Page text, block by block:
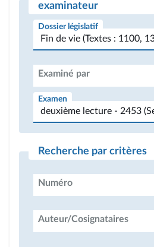
examinateur
Dossier législatif
Examiné par
Examen
Recherche par critères
Numéro
Auteur/Cosignataires